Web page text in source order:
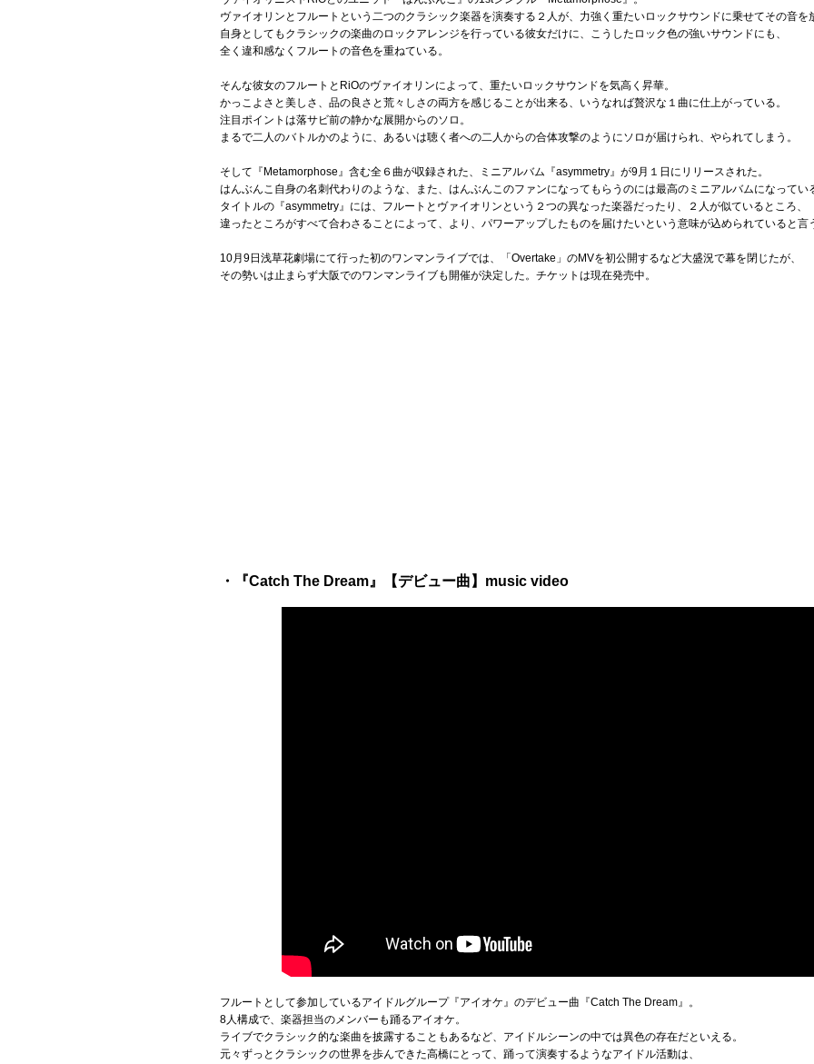
ヴァイオリンとフルートという二つのクラシック楽器を演奏する２人が、力強く重たいロックサウンドに乗せてその音を
自身としてもクラシックの楽曲のロックアレンジを行っている彼女だけに、こうしたロック色の強いサウンドにも、
全く違和感なくフルートの音色を重ねている。
そんな彼女のフルートとRiOのヴァイオリンによって、重たいロックサウンドを気高く昇華。
かっこよさと美しさ、品の良さと荒々しさの両方を感じることが出来る、いうなれば贅沢な１曲に仕上がっている。
注目ポイントは落サビ前の静かな展開からのソロ。
まるで二人のバトルかのように、あるいは聴く者への二人からの合体攻撃のようにソロが届けられ、やられてしまう。
そして『Metamorphose』含む全６曲が収録された、ミニアルバム『asymmetry』が9月１日にリリースされた。
はんぶんこ自身の名刺代わりのような、また、はんぶんこのファンになってもらうのには最高のミニアルバムになってい
タイトルの『asymmetry』には、フルートとヴァイオリンという２つの異なった楽器だったり、２人が似ているところ、
違ったところがすべて合わさることによって、より、パワーアップしたものを届けたいという意味が込められていると言
10月9日浅草花劇場にて行った初のワンマンライブでは、「Overtake」のMVを初公開するなど大盛況で幕を閉じたが、
その勢いは止まらず大阪でのワンマンライブも開催が決定した。チケットは現在発売中。
・『Catch The Dream』【デビュー曲】music video
フルートとして参加しているアイドルグループ『アイオケ』のデビュー曲『Catch The Dream』。
8人構成で、楽器担当のメンバーも踊るアイオケ。
ライブでクラシック的な楽曲を披露することもあるなど、アイドルシーンの中では異色の存在だといえる。
元々ずっとクラシックの世界を歩んできた高橋にとって、踊って演奏するようなアイドル活動は、